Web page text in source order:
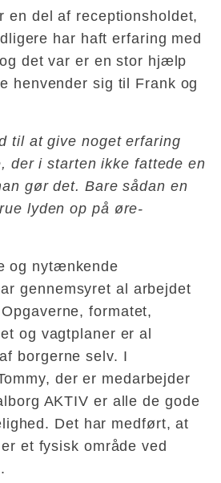
en del af receptionsholdet,
har haft erfaring med
det var er en stor hjælp
henvender sig til Frank og
til at give noget erfaring
der i starten ikke fattede en
gør det. Bare sådan en
lyden op på øre-
og nytænkende
gennemsyret al arbejdet
formatet,
og vagtplaner er al
borgerne selv. I
der er medarbejder
AKTIV er alle de gode
Det har medført, at
et fysisk område ved